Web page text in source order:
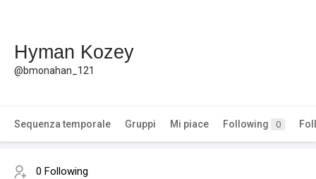
Hyman Kozey
@bmonahan_121
Sequenza temporale Gruppi Mi piace Following 0
0 Following